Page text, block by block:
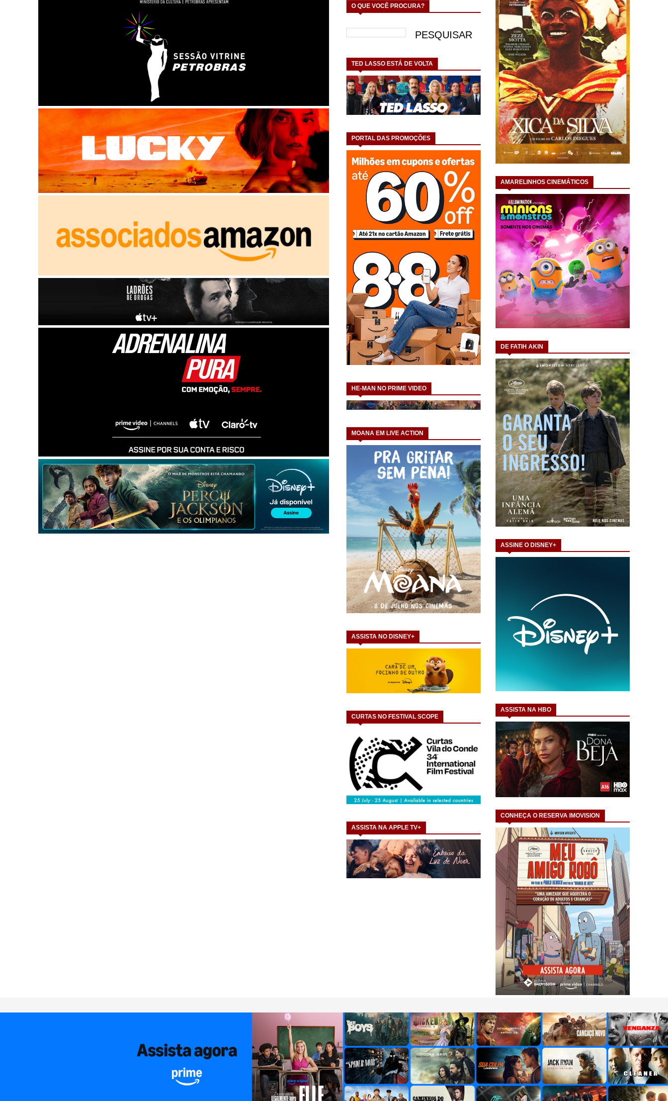
O QUE VOCÊ PROCURA?
TED LASSO ESTÁ DE VOLTA
PORTAL DAS PROMOÇÕES
HE-MAN NO PRIME VIDEO
MOANA EM LIVE ACTION
ASSISTA NO DISNEY+
CURTAS NO FESTIVAL SCOPE
ASSISTA NA APPLE TV+
AMARELINHOS CINEMÁTICOS
DE FATIH AKIN
ASSINE O DISNEY+
ASSISTA NA HBO
CONHEÇA O RESERVA IMOVISION